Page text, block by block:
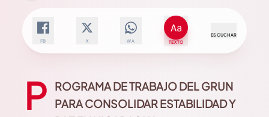
FB X WA TEXTO
ESCUCHAR
P
ROGRAMA DE TRABAJO DEL GRUN
PARA CONSOLIDAR ESTABILIDAD Y